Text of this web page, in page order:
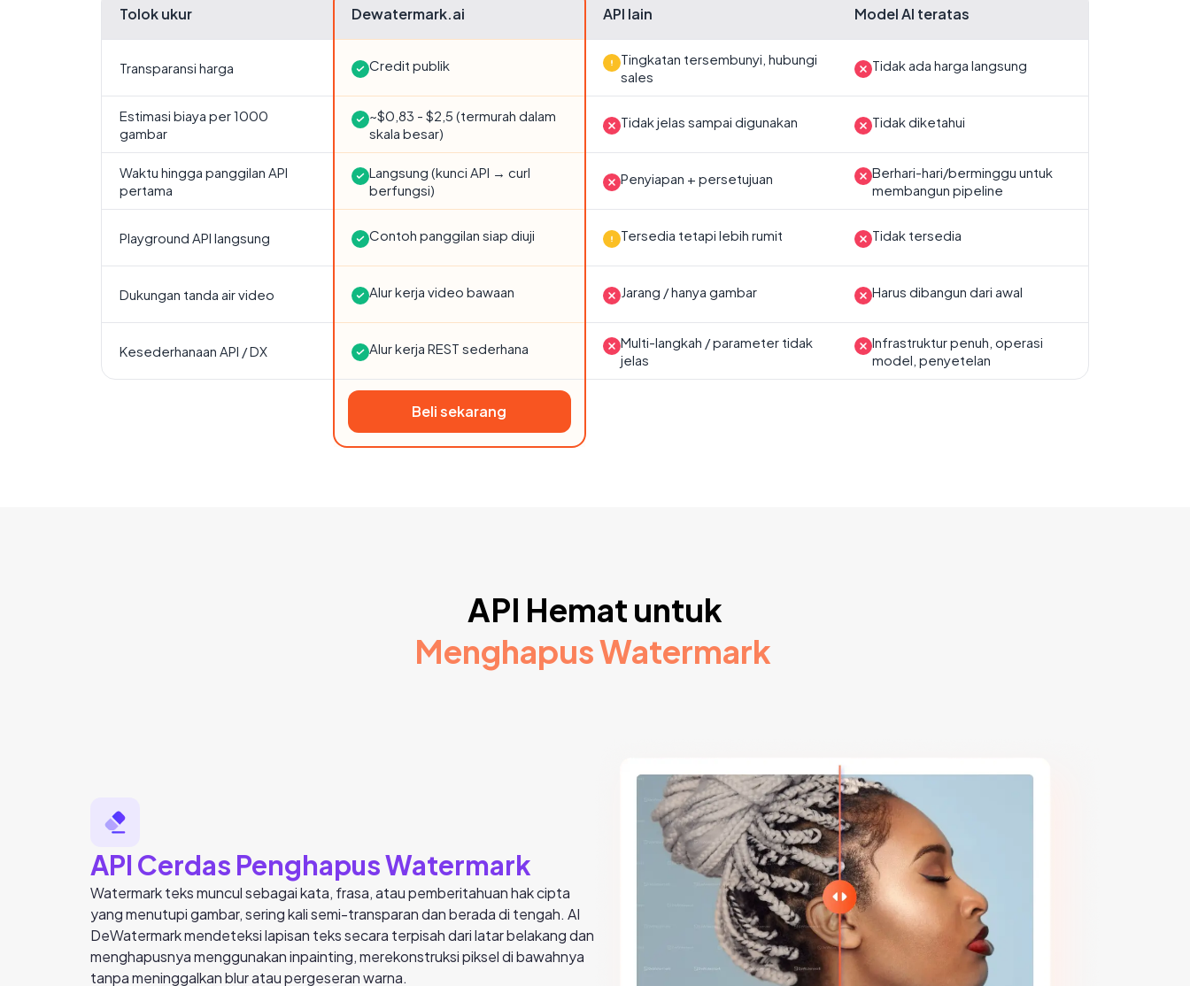
Tolok ukur Dewatermark.ai API lain Model AI teratas
Transparansi harga Credit publik
Tingkatan tersembunyi, hubungi
sales
Tidak ada harga langsung
Estimasi biaya per 1000
gambar
~$0,83 - $2,5 (termurah dalam
skala besar)
Tidak jelas sampai digunakan Tidak diketahui
Waktu hingga panggilan API
pertama
Langsung (kunci API → curl
berfungsi)
Penyiapan + persetujuan
Berhari-hari/berminggu untuk
membangun pipeline
Playground API langsung Contoh panggilan siap diuji Tersedia tetapi lebih rumit Tidak tersedia
Dukungan tanda air video Alur kerja video bawaan Jarang / hanya gambar Harus dibangun dari awal
Kesederhanaan API / DX Alur kerja REST sederhana
Multi-langkah / parameter tidak
jelas
Infrastruktur penuh, operasi
model, penyetelan
Beli sekarang
API Hemat untuk
Menghapus Watermark
API Cerdas Penghapus Watermark
Watermark teks muncul sebagai kata, frasa, atau pemberitahuan hak cipta
yang menutupi gambar, sering kali semi-transparan dan berada di tengah. AI
DeWatermark mendeteksi lapisan teks secara terpisah dari latar belakang dan
menghapusnya menggunakan inpainting, merekonstruksi piksel di bawahnya
tanpa meninggalkan blur atau pergeseran warna.